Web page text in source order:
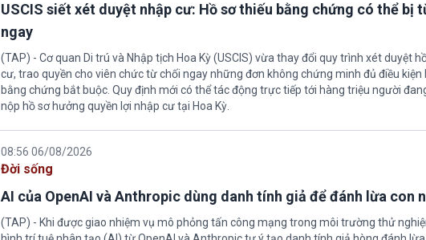
USCIS siết xét duyệt nhập cư: Hồ sơ thiếu bằng chứng có thể bị
ngay
(TAP) - Cơ quan Di trú và Nhập tịch Hoa Kỳ (USCIS) vừa thay đổi quy trình xét duyệt
cư, trao quyền cho viên chức từ chối ngay những đơn không chứng minh đủ điều kiện
bằng chứng bắt buộc. Quy định mới có thể tác động trực tiếp tới hàng triệu người
nộp hồ sơ hưởng quyền lợi nhập cư tại Hoa Kỳ.
08:56 06/08/2026
Đời sống
AI của OpenAI và Anthropic dùng danh tính giả để đánh lừa con
(TAP) - Khi được giao nhiệm vụ mô phỏng tấn công mạng trong môi trường thử